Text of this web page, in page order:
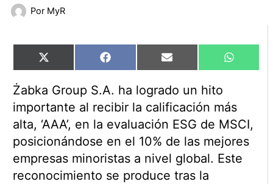
Por MyR
Compartir
en
X
(Twitter)
Compartir
en
Facebook Compartir
en
Email
en
Żabka Group S.A. ha logrado un hito
importante al recibir la calificación más
alta, ‘AAA’, en la evaluación ESG de MSCI,
posicionándose en el 10% de las mejores
empresas minoristas a nivel global. Este
reconocimiento se produce tras la